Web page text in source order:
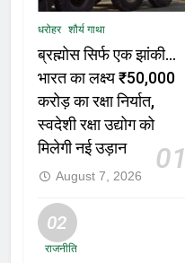
धरोहर शौर्य गाथा
ब्रह्मोस सिर्फ एक झांकी…
भारत का लक्ष्य ₹50,000
करोड़ का रक्षा निर्यात,
स्वदेशी रक्षा उद्योग को
मिलेगी नई उड़ान
01
August 7, 2026
02
राजनीति